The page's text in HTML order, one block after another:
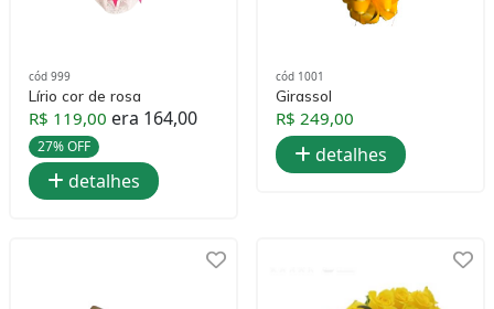
cód 999
Lírio cor de rosa
R$ 119,00 era 164,00
27% OFF
detalhes
cód 1001
Girassol
R$ 249,00
detalhes